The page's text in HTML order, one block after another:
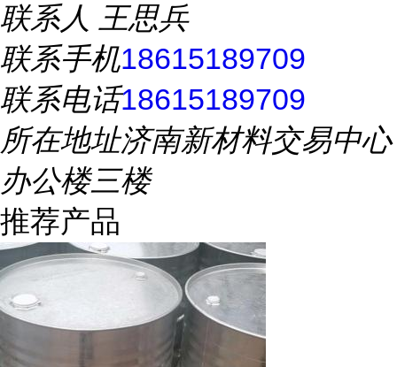
联系人 王思兵
联系手机18615189709
联系电话18615189709
所在地址济南新材料交易中心
办公楼三楼
推荐产品